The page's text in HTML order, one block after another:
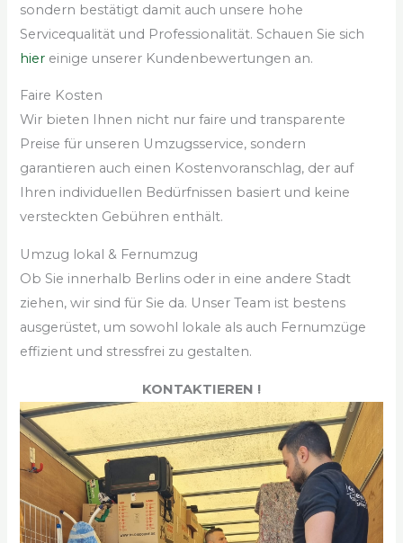
sondern bestätigt damit auch unsere hohe
Servicequalität und Professionalität. Schauen Sie sich
hier einige unserer Kundenbewertungen an.
Faire Kosten
Wir bieten Ihnen nicht nur faire und transparente
Preise für unseren Umzugsservice, sondern
garantieren auch einen Kostenvoranschlag, der auf
Ihren individuellen Bedürfnissen basiert und keine
versteckten Gebühren enthält.
Umzug lokal & Fernumzug
Ob Sie innerhalb Berlins oder in eine andere Stadt
ziehen, wir sind für Sie da. Unser Team ist bestens
ausgerüstet, um sowohl lokale als auch Fernumzüge
effizient und stressfrei zu gestalten.
KONTAKTIEREN !